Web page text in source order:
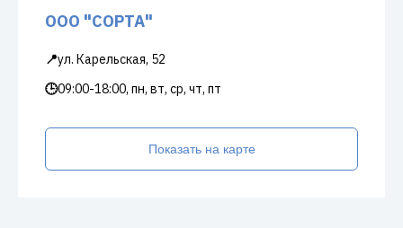
ООО "СОРТА"
📍ул. Карельская, 52
🕒09:00-18:00, пн, вт, ср, чт, пт
Показать на карте